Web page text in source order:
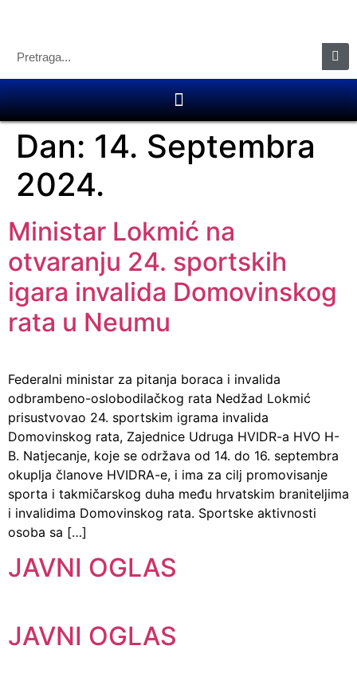
Dan: 14. Septembra
2024.
Ministar Lokmić na
otvaranju 24. sportskih
igara invalida Domovinskog
rata u Neumu
Federalni ministar za pitanja boraca i invalida
odbrambeno-oslobodilačkog rata Nedžad Lokmić
prisustvovao 24. sportskim igrama invalida
Domovinskog rata, Zajednice Udruga HVIDR-a HVO H-
B. Natjecanje, koje se održava od 14. do 16. septembra
okuplja članove HVIDRA-e, i ima za cilj promovisanje
sporta i takmičarskog duha među hrvatskim braniteljima
i invalidima Domovinskog rata. Sportske aktivnosti
osoba sa […]
JAVNI OGLAS
JAVNI OGLAS